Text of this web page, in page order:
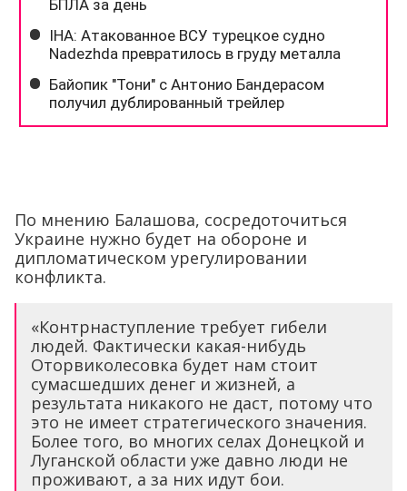
По мнению Балашова, сосредоточиться
Украине нужно будет на обороне и
дипломатическом урегулировании
конфликта.
«Контрнаступление требует гибели
людей. Фактически какая-нибудь
Оторвиколесовка будет нам стоит
сумасшедших денег и жизней, а
результата никакого не даст, потому что
это не имеет стратегического значения.
Более того, во многих селах Донецкой и
Луганской области уже давно люди не
проживают, а за них идут бои.